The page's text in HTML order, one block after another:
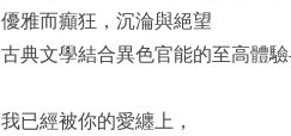
優雅而癲狂，沉淪與絕望
古典文學結合異色官能的至高體
我已經被你的愛纏上，